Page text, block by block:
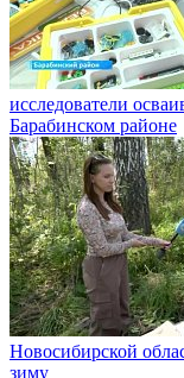
исследователи
Барабинском районе
Новосибирской
зиму